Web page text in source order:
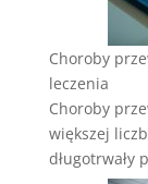
Choroby
leczenia
Choroby
większej
długotrwały